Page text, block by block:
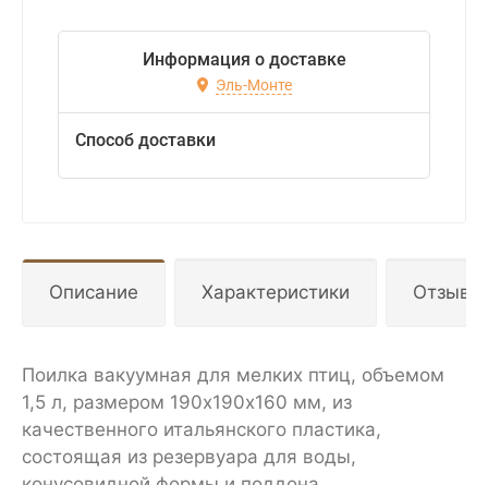
Информация о доставке
Эль-Монте
Способ доставки
Описание Характеристики
Поилка вакуумная для мелких птиц, объемом
1,5 л, размером 190х190х160 мм, из
качественного итальянского пластика,
состоящая из резервуара для воды,